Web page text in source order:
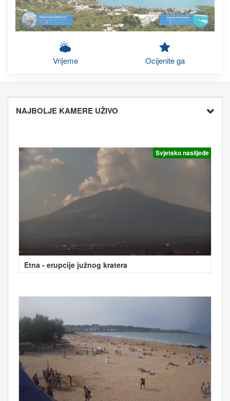
Vrijeme Ocijenite ga
NAJBOLJE KAMERE UŽIVO
Svjetsko naslijeđe
Etna - erupcije južnog kratera